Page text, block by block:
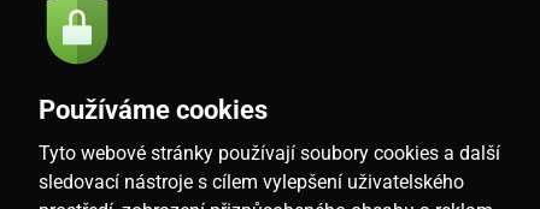
Obecné informace
Souhlasím se
CZ
Používáme cookies
Tyto webové stránky používají soubory cookies a další
sledovací nástroje s cílem vylepšení uživatelského